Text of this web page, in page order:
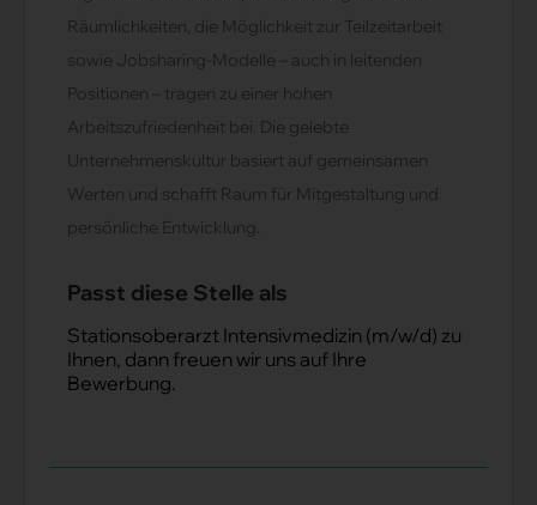
Räumlichkeiten, die Möglichkeit zur Teilzeitarbeit
sowie Jobsharing-Modelle – auch in leitenden
Positionen – tragen zu einer hohen
Arbeitszufriedenheit bei. Die gelebte
Unternehmenskultur basiert auf gemeinsamen
Werten und schafft Raum für Mitgestaltung und
persönliche Entwicklung.
Passt diese Stelle als
Stationsoberarzt Intensivmedizin (m/w/d) zu
Ihnen, dann freuen wir uns auf Ihre
Bewerbung.